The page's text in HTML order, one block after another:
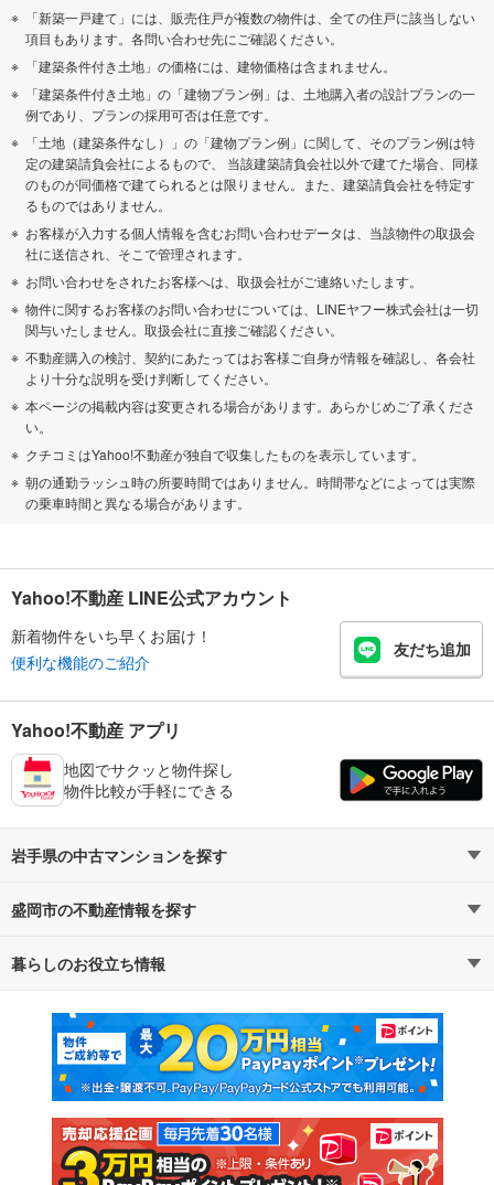
「新築一戸建て」には、販売住戸が複数の物件は、全ての住戸に該当しない
項目もあります。各問い合わせ先にご確認ください。
「建築条件付き土地」の価格には、建物価格は含まれません。
「建築条件付き土地」の「建物プラン例」は、土地購入者の設計プランの一
例であり、プランの採用可否は任意です。
「土地（建築条件なし）」の「建物プラン例」に関して、そのプラン例は特
定の建築請負会社によるもので、 当該建築請負会社以外で建てた場合、同様
のものが同価格で建てられるとは限りません。また、建築請負会社を特定す
るものではありません。
お客様が入力する個人情報を含むお問い合わせデータは、当該物件の取扱会
社に送信され、そこで管理されます。
お問い合わせをされたお客様へは、取扱会社がご連絡いたします。
物件に関するお客様のお問い合わせについては、LINEヤフー株式会社は一切
関与いたしません。取扱会社に直接ご確認ください。
不動産購入の検討、契約にあたってはお客様ご自身が情報を確認し、各会社
より十分な説明を受け判断してください。
本ページの掲載内容は変更される場合があります。あらかじめご了承くださ
い。
クチコミはYahoo!不動産が独自で収集したものを表示しています。
朝の通勤ラッシュ時の所要時間ではありません。時間帯などによっては実際
の乗車時間と異なる場合があります。
Yahoo!不動産 LINE公式アカウント
新着物件をいち早くお届け！
便利な機能のご紹介
友だち追加
Yahoo!不動産 アプリ
地図でサクッと物件探し
物件比較が手軽にできる
岩手県の中古マンションを探す
路線・駅から探す
通勤・通学時間から探す
盛岡市の不動産情報を探す
不動産・住宅
新築マンション 中古マンション
新築一戸建て 中古一戸建て
注文住宅 土地
暮らしのお役立ち情報
マンションカタログ 教えて！住まいの先生